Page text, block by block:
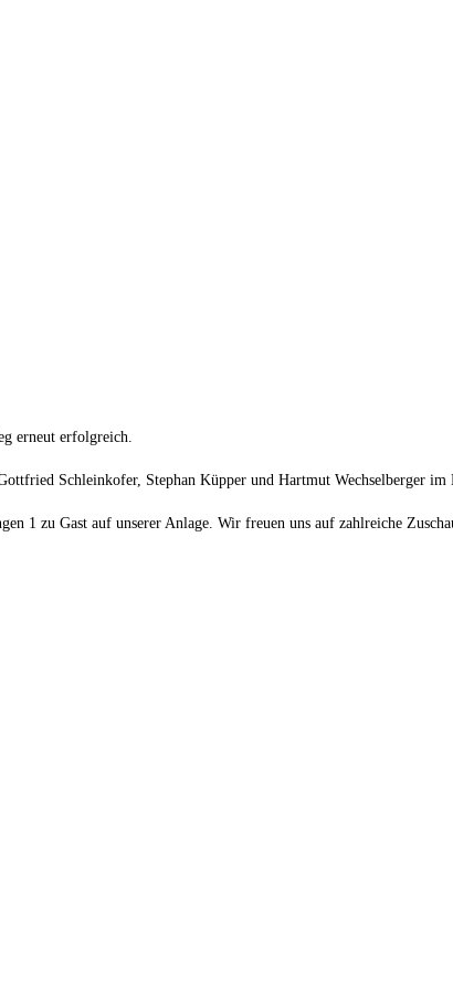
erneut erfolgreich.
Schleinkofer, Stephan Küpper und Hartmut Wechselberger im
1 zu Gast auf unserer Anlage. Wir freuen uns auf zahlreiche